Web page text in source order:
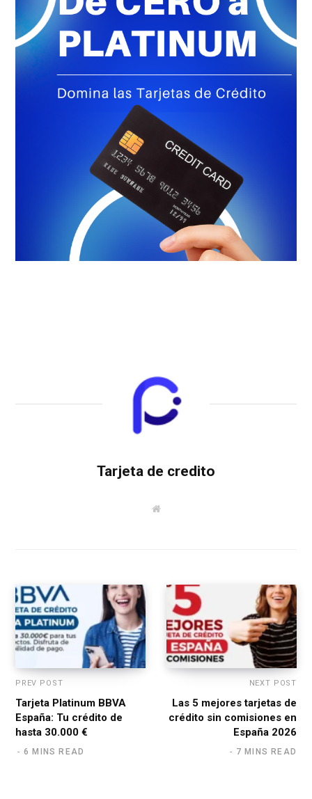
Tarjeta de credito
W
PREV POST
Tarjeta Platinum BBVA
España: Tu crédito de
hasta 30.000 €
6 MINS READ
NEXT POST
Las 5 mejores tarjetas de
crédito sin comisiones en
España 2026
7 MINS READ